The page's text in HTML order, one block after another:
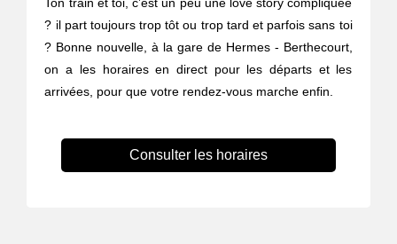
Ton train et toi, c’est un peu une love story compliquée
? il part toujours trop tôt ou trop tard et parfois sans toi
? Bonne nouvelle, à la gare de Hermes - Berthecourt,
on a les horaires en direct pour les départs et les
arrivées, pour que votre rendez-vous marche enfin.
Consulter les horaires